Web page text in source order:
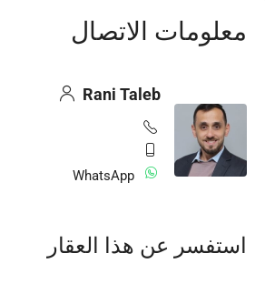
معلومات الاتصال
Rani Taleb
WhatsApp
استفسر عن هذا العقار